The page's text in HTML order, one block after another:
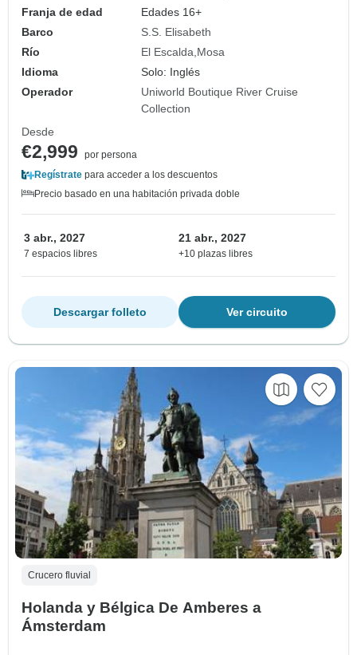
Franja de edad
Edades 16+
Barco
S.S. Elisabeth
Río
El Escalda Mosa
Idioma
Solo: Inglés
Operador
Uniworld Boutique River Cruise
Collection
Desde
€2,999
por persona
Regístrate para acceder a los descuentos
Precio basado en una habitación privada doble
3 abr., 2027
7 espacios libres
21 abr., 2027
+10 plazas libres
Ver circuito
Descargar folleto
Crucero fluvial
Holanda y Bélgica De Amberes a
Ámsterdam